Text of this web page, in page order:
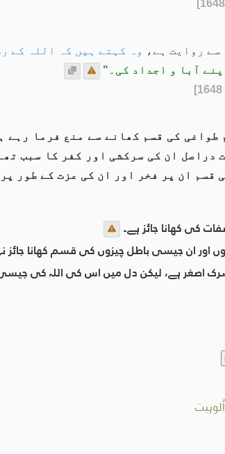
روایت ہے،
وہ کہتے ہيں کہ اللہ کے
آبا و اجداد کی۔"
طواغی کی قسم کھانے سے منع فرما
دراصل ان کی سرکشی اور کفر کا سبب
قسم ان پر فخر اور ان کی عزت کے طور
کی کھانا جائز ہے۔
اور ان جیسی باطل چیزوں کی قسم کھانا جائز
اصغر ہے، لیکن دل میں اس کی اللہ کی جیسی